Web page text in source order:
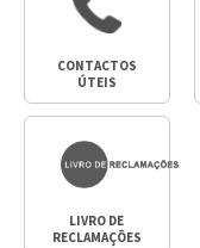
CONTACTOS
ÚTEIS
LIVRO DE
RECLAMAÇÕES